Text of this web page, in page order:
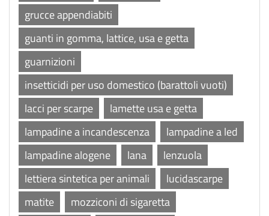
grucce appendiabiti
guanti in gomma, lattice, usa e getta
guarnizioni
insetticidi per uso domestico (barattoli vuoti)
lacci per scarpe
lamette usa e getta
lampadine a incandescenza
lampadine a led
lampadine alogene
lana
lenzuola
lettiera sintetica per animali
lucidascarpe
matite
mozziconi di sigaretta